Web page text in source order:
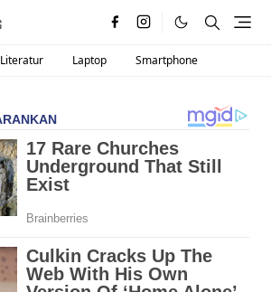
Literatur Laptop Smartphone